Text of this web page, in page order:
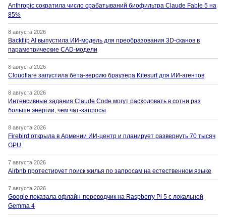
Anthropic сократила число срабатываний биофильтра Claude Fable 5 на
85%
8 августа 2026
Backflip AI выпустила ИИ-модель для преобразования 3D-сканов в
параметрические CAD-модели
8 августа 2026
Cloudflare запустила бета-версию браузера Kitesurf для ИИ-агентов
8 августа 2026
Интенсивные задания Claude Code могут расходовать в сотни раз
больше энергии, чем чат-запросы
8 августа 2026
Firebird открыла в Армении ИИ-центр и планирует развернуть 70 тысяч
GPU
7 августа 2026
Airbnb протестирует поиск жилья по запросам на естественном языке
7 августа 2026
Google показала офлайн-переводчик на Raspberry Pi 5 с локальной
Gemma 4